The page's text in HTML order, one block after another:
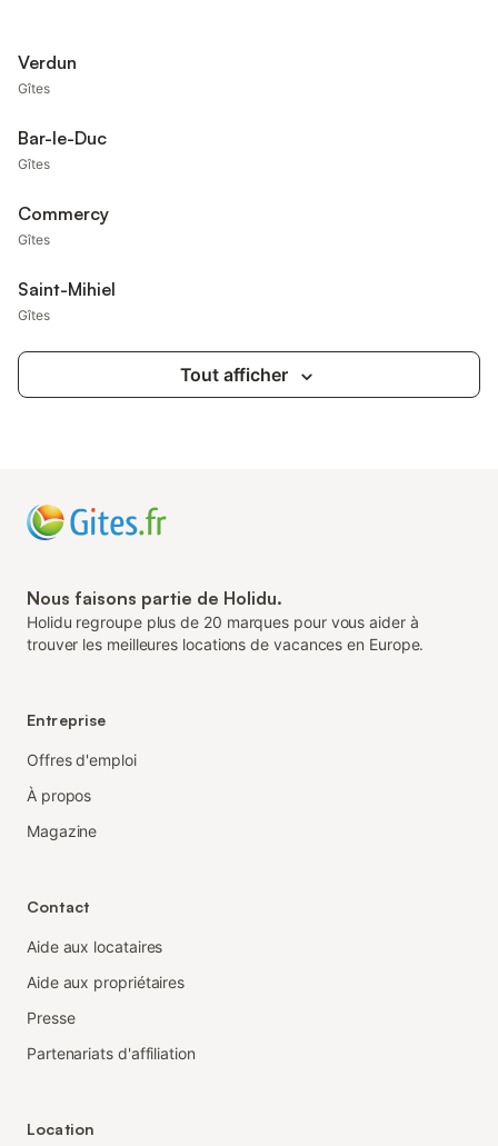
Verdun
Gîtes
Bar-le-Duc
Gîtes
Commercy
Gîtes
Saint-Mihiel
Gîtes
Tout afficher
Nous faisons partie de Holidu.
Holidu regroupe plus de 20 marques pour vous aider à
trouver les meilleures locations de vacances en Europe.
Entreprise
Offres d'emploi
À propos
Magazine
Contact
Aide aux locataires
Aide aux propriétaires
Presse
Partenariats d'affiliation
Location